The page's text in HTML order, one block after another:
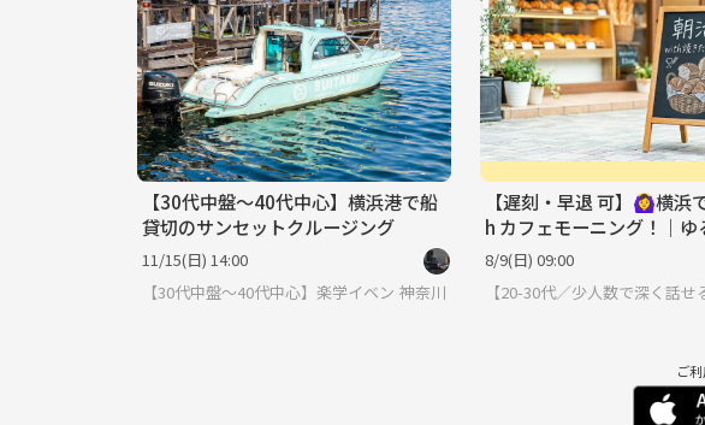
【30代中盤〜40代中心】横浜港で船
貸切のサンセットクルージング
11/15(日) 14:00
【30代中盤〜40代中心】楽学イベント・勉強会コミュニティ
神奈川
【遅刻・早退 可】🙆‍♀️横
h カフェモーニング！｜ゆ
活しませんか？
8/9(日) 09:00
【20-30代／少人数で深く話
ご